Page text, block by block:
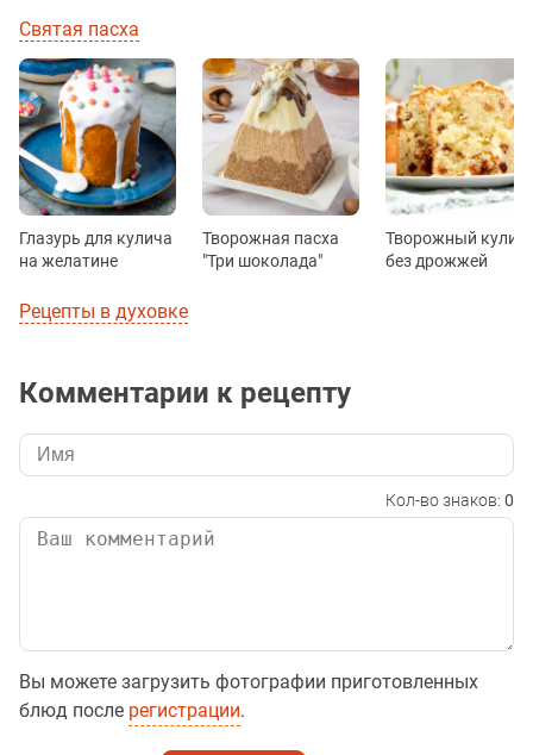
Святая пасха
Глазурь для кулича
на желатине
Творожная пасха
"Три шоколада"
Творожный кулич
без дрожжей
Рецепты в духовке
Комментарии к рецепту
Кол-во знаков: 0
Вы можете загрузить фотографии приготовленных
блюд после регистрации.